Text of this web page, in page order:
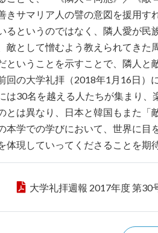
きサマリア人の譬の意図を援用す
るというのではなく、隣人愛が民
敵として憎むよう教えられてき
ということを示すことで、隣人と
回の大学礼拝（2018年1月16日）
は30名を越える人たちが集まり
とは異なり、日本と韓国もまた
本学での学びにおいて、世界に目
体現していってくださることを期
大学礼拝週報 2017年度 第30